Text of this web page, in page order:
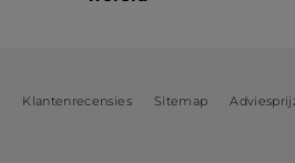
Klantenrecensies Sitemap